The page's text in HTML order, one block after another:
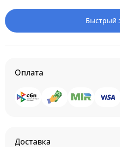
Быстрый
Оплата
Доставка